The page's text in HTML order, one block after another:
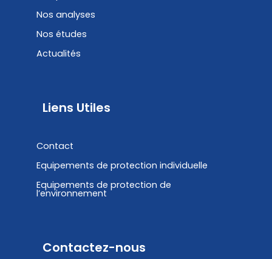
Nos analyses
Nos études
Actualités
Liens Utiles
Contact
Equipements de protection individuelle
Equipements de protection de
l’environnement
Contactez-nous